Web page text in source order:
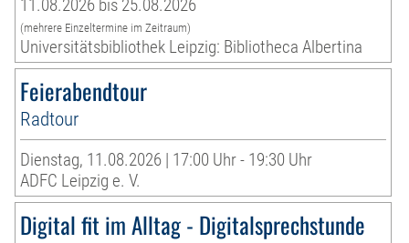
11.08.2026 bis 25.08.2026
(mehrere Einzeltermine im Zeitraum)
Universitätsbibliothek Leipzig: Bibliotheca Albertina
Feierabendtour
Radtour
Dienstag, 11.08.2026 | 17:00 Uhr - 19:30 Uhr
ADFC Leipzig e. V.
Digital fit im Alltag - Digitalsprechstunde